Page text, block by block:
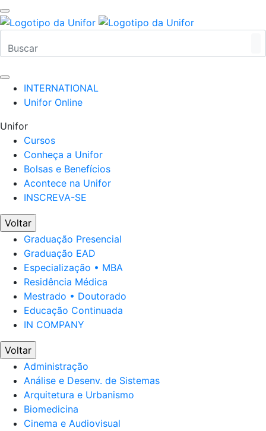
INTERNATIONAL
Unifor Online
Unifor
Cursos
Conheça a Unifor
Bolsas e Benefícios
Acontece na Unifor
INSCREVA-SE
Voltar
Graduação Presencial
Graduação EAD
Especialização • MBA
Residência Médica
Mestrado • Doutorado
Educação Continuada
IN COMPANY
Voltar
Administração
Análise e Desenv. de Sistemas
Arquitetura e Urbanismo
Biomedicina
Cinema e Audiovisual